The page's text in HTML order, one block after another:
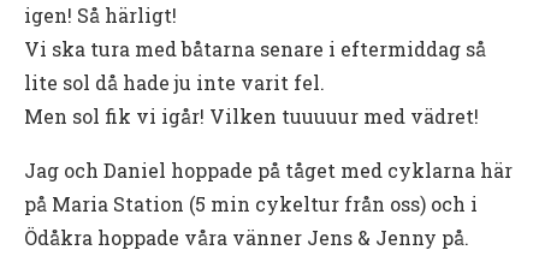
igen! Så härligt!
Vi ska tura med båtarna senare i eftermiddag så
lite sol då hade ju inte varit fel.
Men sol fik vi igår! Vilken tuuuuur med vädret!
Jag och Daniel hoppade på tåget med cyklarna här
på Maria Station (5 min cykeltur från oss) och i
Ödåkra hoppade våra vänner Jens & Jenny på.